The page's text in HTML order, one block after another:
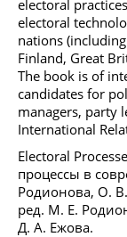
electoral
electoral
nations
Finland, Great
The book is of
candidates for
managers, party
International
Electoral
процессы в
Родионова, О.
ред. М. Е.
Д. А. Ежова.